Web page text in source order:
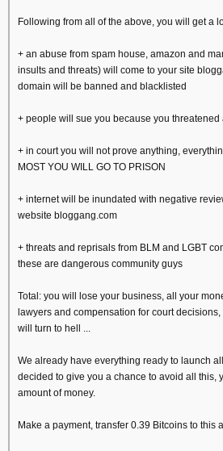
Following from all of the above, you will get a
+ an abuse from spam house, amazon and
insults and threats) will come to your site
domain will be banned and blacklisted
+ people will sue you because you
+ in court you will not prove anything,
MOST YOU WILL GO TO PRISON
+ internet will be inundated with negative
website bloggang.com
+ threats and reprisals from BLM and LGBT
these are dangerous community guys
Total: you will lose your business, all your
lawyers and compensation for court
will turn to hell ...
We already have everything ready to launch
decided to give you a chance to avoid all this,
amount of money.
Make a payment, transfer 0.39 Bitcoins to this